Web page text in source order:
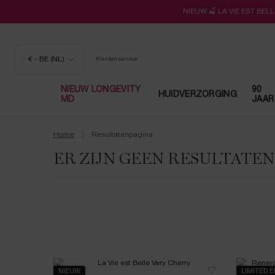
NIEUW 🍒 LA VIE EST
€ - BE (NL) Klantenservice
NIEUW LONGEVITY
MD
HUIDVERZORGING
90
JAAR
Home
Resultatenpagina
ER ZIJN GEEN
NIEUW LIMITED